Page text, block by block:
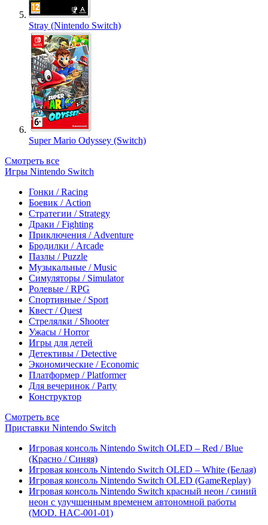
Stray (Nintendo Switch)
Super Mario Odyssey (Switch)
Смотреть все
Игры Nintendo Switch
Гонки / Racing
Боевик / Action
Стратегии / Strategy
Драки / Fighting
Приключения / Adventure
Бродилки / Arcade
Пазлы / Puzzle
Музыкальные / Music
Симуляторы / Simulator
Ролевые / RPG
Спортивные / Sport
Квест / Quest
Стрелялки / Shooter
Ужасы / Horror
Игры для детей
Детективы / Detective
Экономические / Economic
Платформер / Platformer
Для вечеринок / Party
Конструктор
Смотреть все
Приставки Nintendo Switch
Игровая консоль Nintendo Switch OLED – Red / Blue
(Красно / Синяя)
Игровая консоль Nintendo Switch OLED – White (Белая)
Игровая консоль Nintendo Switch OLED (GameReplay)
Игровая консоль Nintendo Switch красный неон / синий
неон с улучшенным временем автономной работы
(MOD. HAC-001-01)